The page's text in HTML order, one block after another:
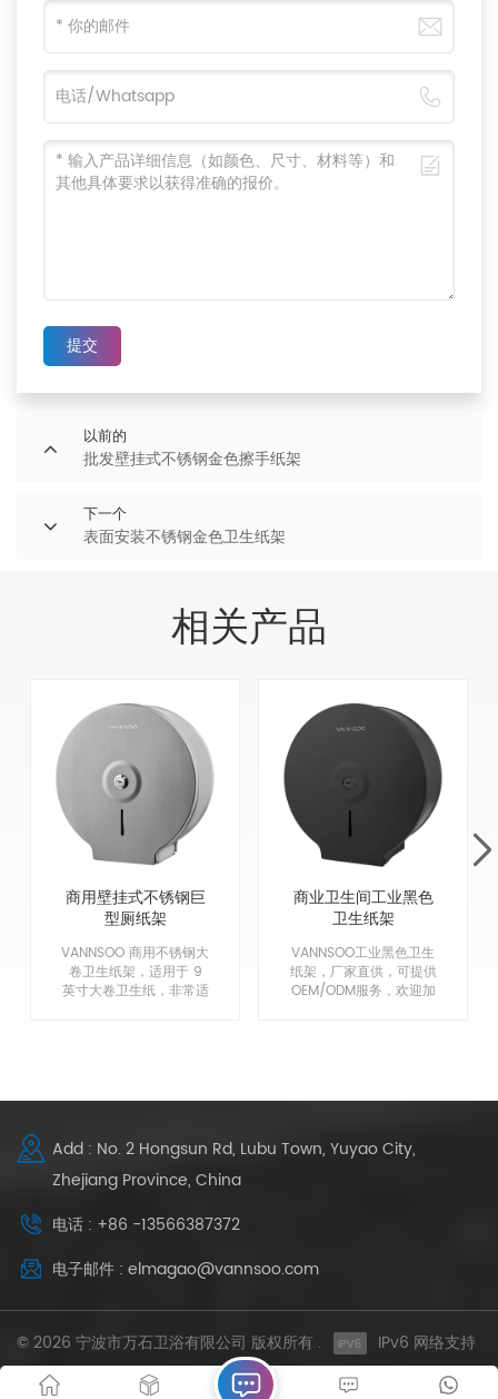
提交
以前的
批发壁挂式不锈钢金色擦手纸架
下一个
表面安装不锈钢金色卫生纸架
相关产品
商用壁挂式不锈钢巨
型厕纸架
VANNSOO 商用不锈钢大
卷卫生纸架，适用于 9
英寸大卷卫生纸，非常适
商业卫生间工业黑色
卫生纸架
VANNSOO工业黑色卫生
纸架，厂家直供，可提供
OEM/ODM服务，欢迎加
Add : No. 2 Hongsun Rd, Lubu Town, Yuyao City,
Zhejiang Province, China
电话 : +86 -13566387372
电子邮件 : elmagao@vannsoo.com
© 2026 宁波市万石卫浴有限公司 版权所有 .
IPv6 网络支持
网站地图
隐私政策